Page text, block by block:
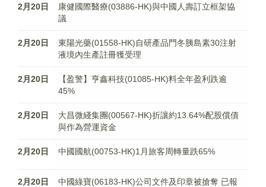
2月20日
康健國際醫療(03886-HK)與中國人壽訂立框架協
議
2月20日
東陽光藥(01558-HK)自研產品門冬胰島素30注射
液境內生產註冊獲受理
2月20日
【盈警】亨鑫科技(01085-HK)料全年盈利跌逾
45%
2月20日
大昌微綫集團(00567-HK)折讓約13.64%配股償債
與作為營運資金
2月20日 中國國航(00753-HK)1月旅客周轉量跌65%
2月20日
中國綠寶(06183-HK)公司文件及印章被搶奪 已報